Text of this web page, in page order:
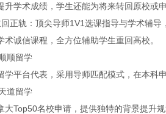
升学术成绩，学生还能为将来转回原校或
轨：顶尖导师1V1选课指导与学术辅导
术诚信课程，全方位辅助学生重回高校。
留学
平台代表，采用导师匹配模式，在本科
留学
Top50名校申请，提供独特的背景提升规